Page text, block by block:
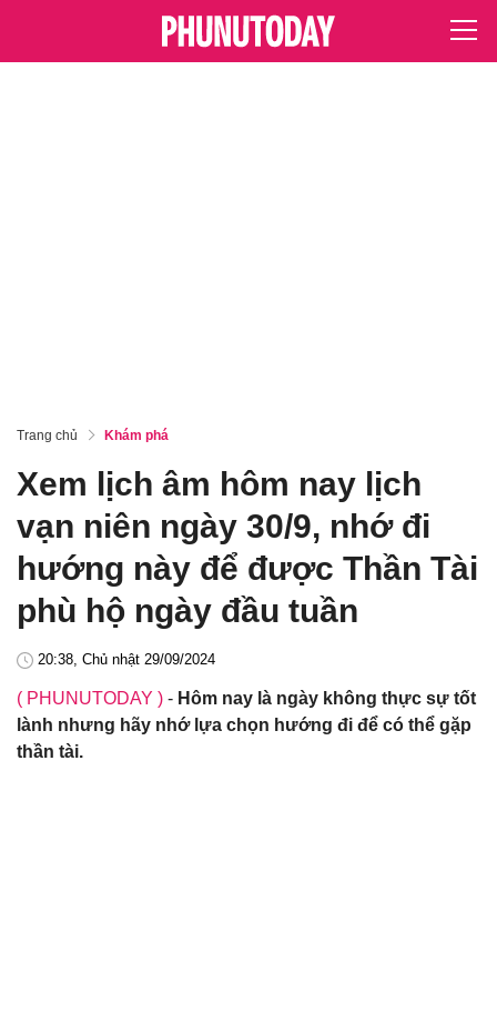
Trang chủ Khám phá
Xem lịch âm hôm nay lịch
vạn niên ngày 30/9, nhớ đi
hướng này để được Thần Tài
phù hộ ngày đầu tuần
20:38, Chủ nhật 29/09/2024
( PHUNUTODAY ) - Hôm nay là ngày không thực sự tốt
lành nhưng hãy nhớ lựa chọn hướng đi để có thể gặp
thần tài.